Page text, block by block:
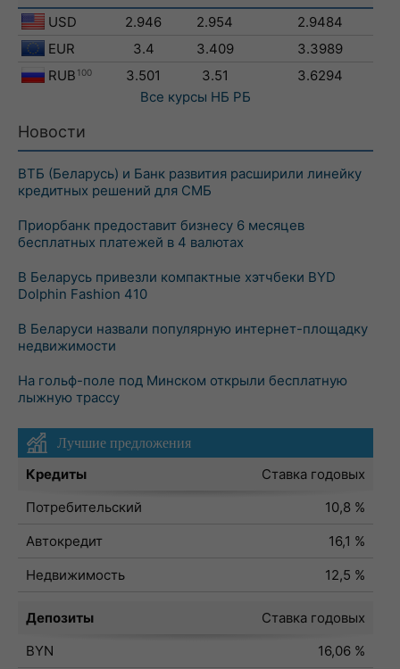
USD 2.946 2.954
2.9484
EUR
3.4 3.409
3.3989
RUB 100 3.501 3.51
3.6294
Все курсы НБ РБ
Новости
ВТБ (Беларусь) и Банк развития расширили линейку
кредитных решений для СМБ
Приорбанк предоставит бизнесу 6 месяцев
бесплатных платежей в 4 валютах
В Беларусь привезли компактные хэтчбеки BYD
Dolphin Fashion 410
В Беларуси назвали популярную интернет-площадку
недвижимости
На гольф-поле под Минском открыли бесплатную
лыжную трассу
Лучшие предложения
Кредиты
Ставка годовых
Потребительский
10,8 %
Автокредит
16,1 %
Недвижимость
12,5 %
Депозиты
Ставка годовых
BYN
16,06 %